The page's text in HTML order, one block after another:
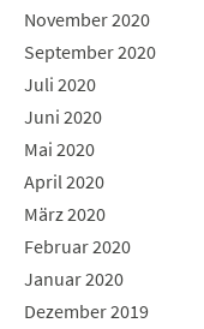
November 2020
September 2020
Juli 2020
Juni 2020
Mai 2020
April 2020
März 2020
Februar 2020
Januar 2020
Dezember 2019